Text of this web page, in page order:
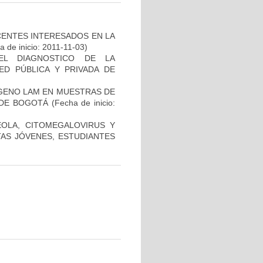
INTERESADOS EN LA
de inicio: 2011-11-03)
DIAGNOSTICO DE LA
PÚBLICA Y PRIVADA DE
LAM EN MUESTRAS DE
BOGOTÁ(Fecha de inicio:
CITOMEGALOVIRUS Y
JÓVENES, ESTUDIANTES